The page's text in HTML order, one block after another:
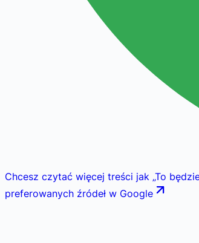
Chcesz czytać więcej treści jak „To
preferowanych źródeł w Google